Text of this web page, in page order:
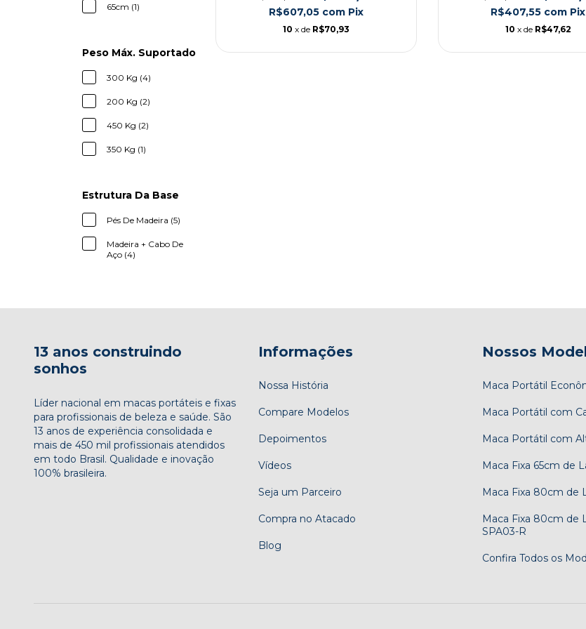
65cm (1)
Peso Máx. Suportado
300 Kg (4)
200 Kg (2)
450 Kg (2)
350 Kg (1)
Estrutura Da Base
Pés De Madeira (5)
Madeira + Cabo De
Aço (4)
R$607,05 com Pix
10 x de R$70,93
R$407,55 com Pix
10 x de R$47,62
13 anos construindo
sonhos
Líder nacional em macas portáteis e fixas
para profissionais de beleza e saúde. São
13 anos de experiência consolidada e
mais de 450 mil profissionais atendidos
em todo Brasil. Qualidade e inovação
100% brasileira.
Informações
Nossa História
Compare Modelos
Depoimentos
Vídeos
Seja um Parceiro
Compra no Atacado
Blog
Nossos
Maca Portátil
Maca Portátil com
Maca Portátil com
Maca Fixa 65cm de
Maca Fixa 80cm de
Maca Fixa 80cm de
SPA03-R
Confira Todos os